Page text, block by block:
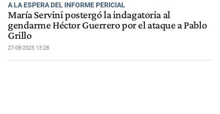
A LA ESPERA DEL INFORME PERICIAL
María Servini postergó la indagatoria al
gendarme Héctor Guerrero por el ataque a Pablo
Grillo
27-08-2025 13:28